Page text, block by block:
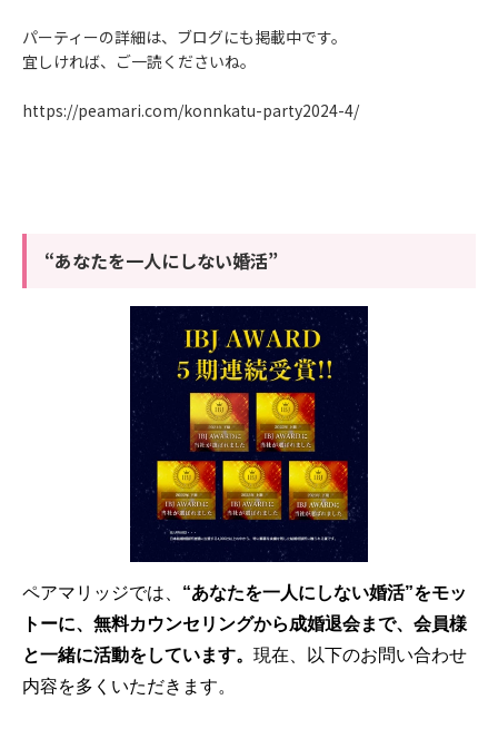
パーティーの詳細は、ブログにも掲載中です。
宜しければ、ご一読くださいね。
https://peamari.com/konnkatu-party2024-4/
“あなたを一人にしない婚活”
ペアマリッジでは、 “あなたを一人にしない婚活”をモッ
トーに、無料カウンセリングから成婚退会まで、会員様
と一緒に活動をしています。 現在、以下のお問い合わせ
内容を多くいただきます。